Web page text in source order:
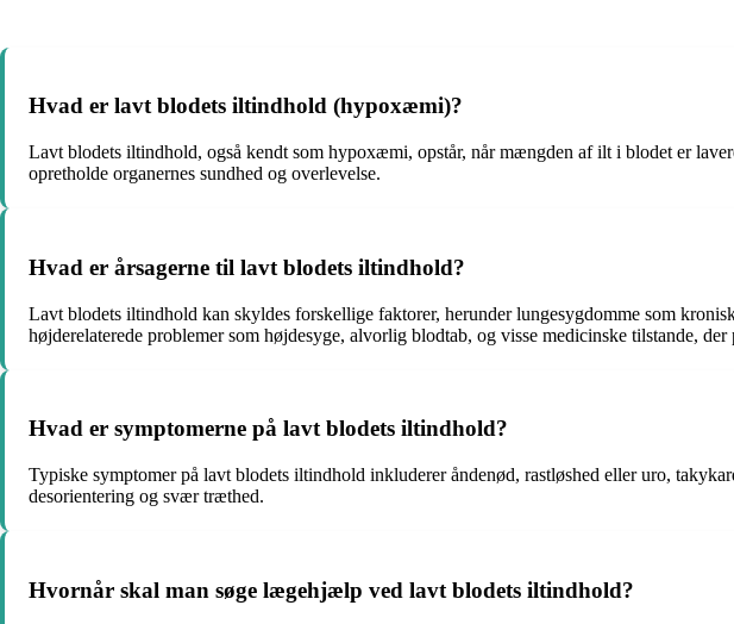
Hvad er lavt blodets iltindhold (hypoxæmi)?
Lavt blodets iltindhold, også kendt som hypoxæmi, opstår, når mængden af ilt i blodet er
opretholde organernes sundhed og overlevelse.
Hvad er årsagerne til lavt blodets iltindhold?
Lavt blodets iltindhold kan skyldes forskellige faktorer, herunder lungesygdomme som
højderelaterede problemer som højdesyge, alvorlig blodtab, og visse medicinske tilstande,
Hvad er symptomerne på lavt blodets iltindhold?
Typiske symptomer på lavt blodets iltindhold inkluderer åndenød, rastløshed eller uro,
desorientering og svær træthed.
Hvornår skal man søge lægehjælp ved lavt blodets iltindhold?